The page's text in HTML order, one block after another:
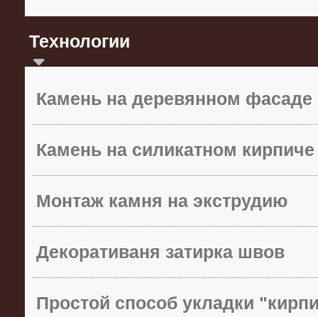
Технологии
Камень на деревянном фасаде
Камень на силикатном кирпиче
Монтаж камня на экструдию
Декоративаня затирка швов
Простой способ укладки